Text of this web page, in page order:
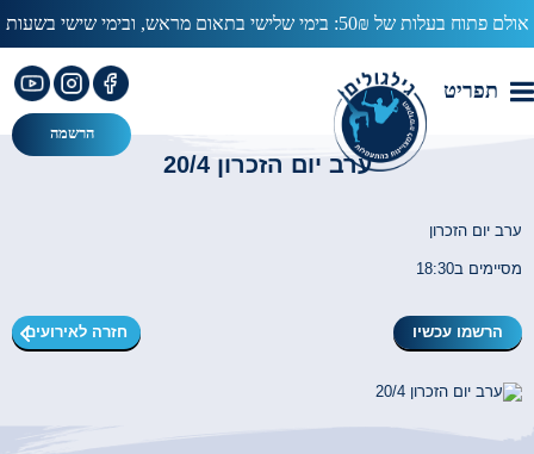
אולם פתוח בעלות של 50₪: בימי שלישי בתאום מראש, ובימי שישי בשעות
תפריט
הרשמה
עב
ערב יום הזכרון 20/4
ערב יום הזכרון
מסיימים ב18:30
חזרה לאירועים הרשמו עכשיו